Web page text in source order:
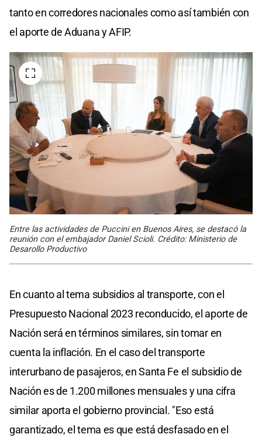
tanto en corredores nacionales como así también con
el aporte de Aduana y AFIP.
Entre las actividades de Puccini en Buenos Aires, se destacó la
reunión con el embajador Daniel Scioli. Crédito: Ministerio de
Desarollo Productivo
En cuanto al tema subsidios al transporte, con el
Presupuesto Nacional 2023 reconducido, el aporte de
Nación será en términos similares, sin tomar en
cuenta la inflación. En el caso del transporte
interurbano de pasajeros, en Santa Fe el subsidio de
Nación es de 1.200 millones mensuales y una cifra
similar aporta el gobierno provincial. "Eso está
garantizado, el tema es que está desfasado en el